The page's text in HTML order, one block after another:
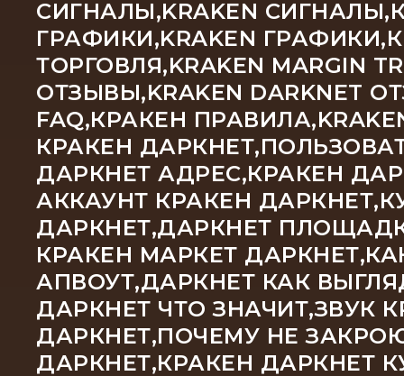
СИГНАЛЫ,KRAKEN
ГРАФИКИ,KRAKEN
ТОРГОВЛЯ,KRAKEN MARGIN
ОТЗЫВЫ,KRAKEN DARKNET
FAQ,КРАКЕН
КРАКЕН
ДАРКНЕТ АДРЕС,КРАКЕН
АККАУНТ КРАКЕН
ДАРКНЕТ,ДАРКНЕТ
КРАКЕН МАРКЕТ
АПВОУТ,ДАРКНЕТ КАК
ДАРКНЕТ ЧТО ЗНАЧИТ,ЗВУК
ДАРКНЕТ,ПОЧЕМУ НЕ
ДАРКНЕТ,КРАКЕН ДАРКНЕТ